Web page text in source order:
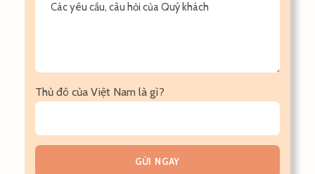
Thủ đô của Việt Nam là gì?